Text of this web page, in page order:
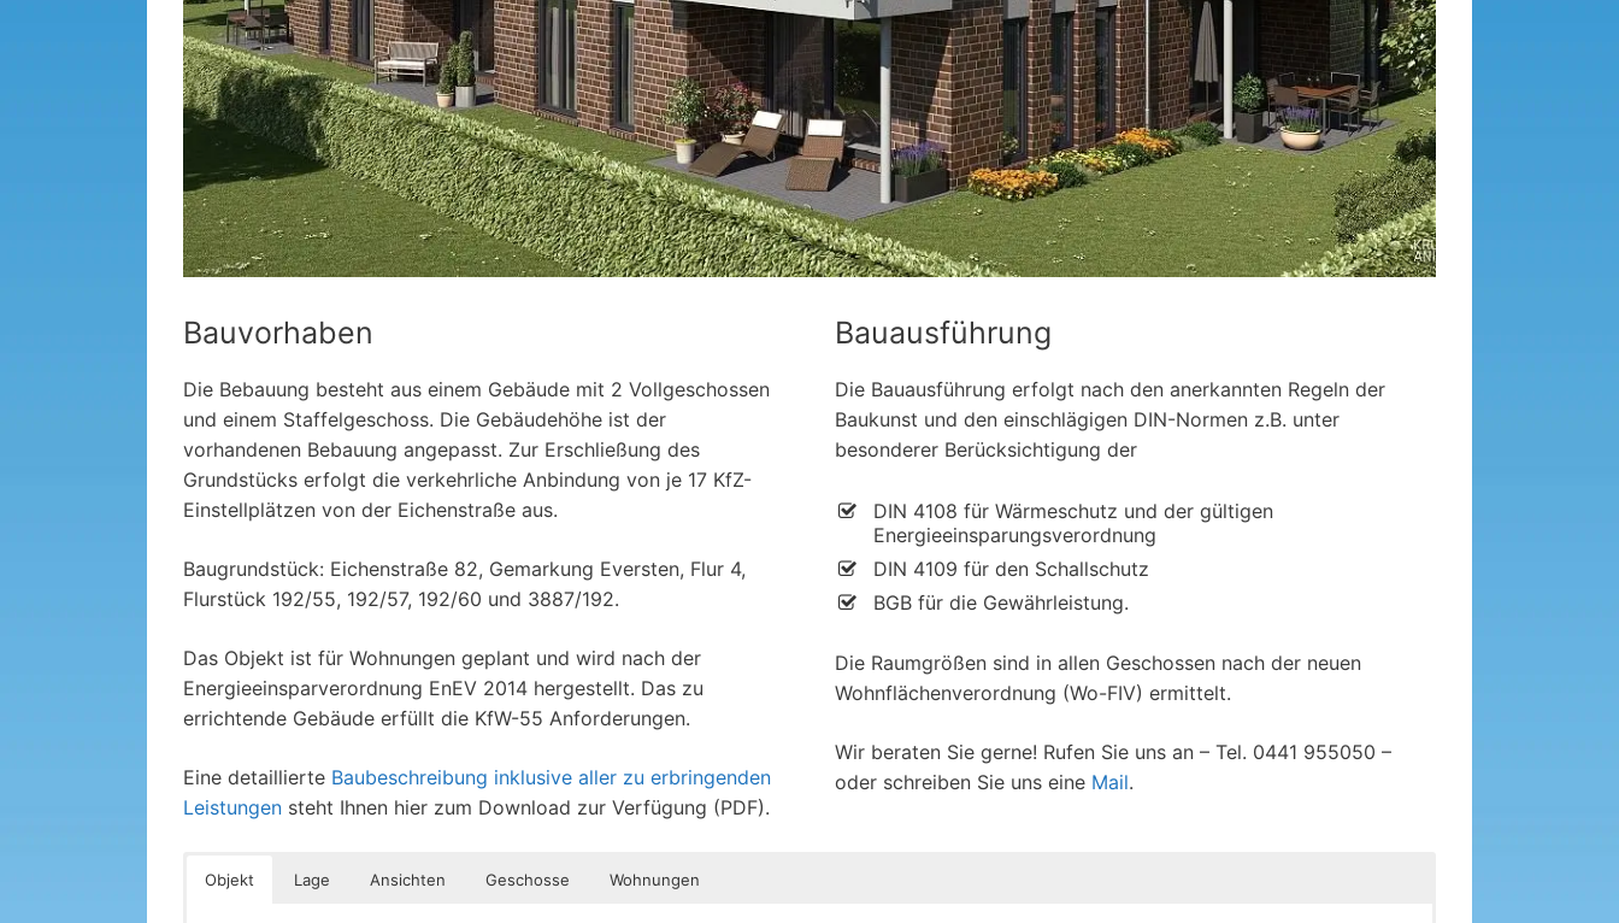
Bauvorhaben
Die Bebauung besteht aus einem Gebäude mit 2 Vollgeschossen
und einem Staffelgeschoss. Die Gebäudehöhe ist der
vorhandenen Bebauung angepasst. Zur Erschließung des
Grundstücks erfolgt die verkehrliche Anbindung von je 17 KfZ-
Einstellplätzen von der Eichenstraße aus.
Baugrundstück: Eichenstraße 82, Gemarkung Eversten, Flur 4,
Flurstück 192/55, 192/57, 192/60 und 3887/192.
Das Objekt ist für Wohnungen geplant und wird nach der
Energieeinsparverordnung EnEV 2014 hergestellt. Das zu
errichtende Gebäude erfüllt die KfW-55 Anforderungen.
Eine detaillierte Baubeschreibung inklusive aller zu erbringenden
Leistungen steht Ihnen hier zum Download zur Verfügung (PDF).
Bauausführung
Die Bauausführung erfolgt nach den anerkannten Regeln der
Baukunst und den einschlägigen DIN-Normen z.B. unter
besonderer Berücksichtigung der
DIN 4108 für Wärmeschutz und der gültigen
Energieeinsparungsverordnung
DIN 4109 für den Schallschutz
BGB für die Gewährleistung.
Die Raumgrößen sind in allen Geschossen nach der neuen
Wohnflächenverordnung (Wo-FIV) ermittelt.
Wir beraten Sie gerne! Rufen Sie uns an – Tel. 0441 955050 –
oder schreiben Sie uns eine Mail.
Objekt Lage Ansichten Geschosse Wohnungen